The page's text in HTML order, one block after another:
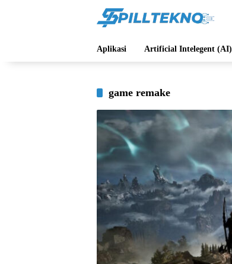
Aplikasi Artificial Intelegent (AI)
game remake